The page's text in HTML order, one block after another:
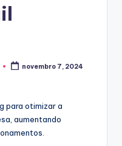
novembro 7, 2024
para otimizar a
aumentando